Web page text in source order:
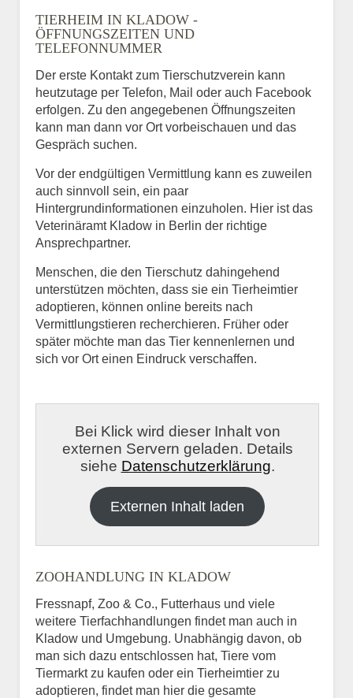
TIERHEIM IN KLADOW -
ÖFFNUNGSZEITEN UND
TELEFONNUMMER
Der erste Kontakt zum Tierschutzverein kann
heutzutage per Telefon, Mail oder auch Facebook
erfolgen. Zu den angegebenen Öffnungszeiten
kann man dann vor Ort vorbeischauen und das
Gespräch suchen.
Vor der endgültigen Vermittlung kann es zuweilen
auch sinnvoll sein, ein paar
Hintergrundinformationen einzuholen. Hier ist das
Veterinäramt Kladow in Berlin der richtige
Ansprechpartner.
Menschen, die den Tierschutz dahingehend
unterstützen möchten, dass sie ein Tierheimtier
adoptieren, können online bereits nach
Vermittlungstieren recherchieren. Früher oder
später möchte man das Tier kennenlernen und
sich vor Ort einen Eindruck verschaffen.
Bei Klick wird dieser Inhalt von
externen Servern geladen. Details
siehe Datenschutzerklärung.
Externen Inhalt laden
ZOOHANDLUNG IN KLADOW
Fressnapf, Zoo & Co., Futterhaus und viele
weitere Tierfachhandlungen findet man auch in
Kladow und Umgebung. Unabhängig davon, ob
man sich dazu entschlossen hat, Tiere vom
Tiermarkt zu kaufen oder ein Tierheimtier zu
adoptieren, findet man hier die gesamte